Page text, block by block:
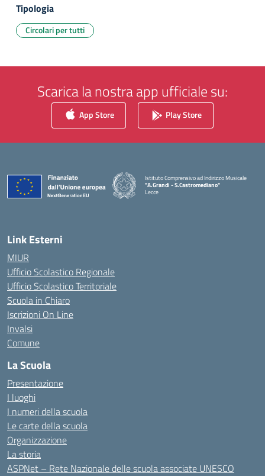
Tipologia
Circolari per tutti
Scarica la nostra app ufficiale su:
App Store Play Store
Istituto Comprensivo ad Indirizzo Musicale
"A.Grandi - S.Castromediano"
Lecce
Link Esterni
MIUR
Ufficio Scolastico Regionale
Ufficio Scolastico Territoriale
Scuola in Chiaro
Iscrizioni On Line
Invalsi
Comune
La Scuola
Presentazione
I luoghi
I numeri della scuola
Le carte della scuola
Organizzazione
La storia
ASPNet – Rete Nazionale delle scuola associate UNESCO